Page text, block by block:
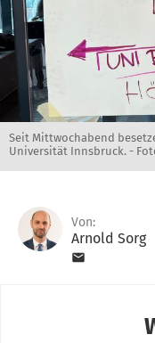
Seit Mittwochabend
Universität Innsbruck. -
Von:
Arnold Sorg